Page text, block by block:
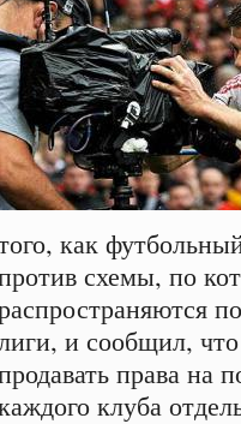
как
схемы, по
и сообщил,
права на
клуба